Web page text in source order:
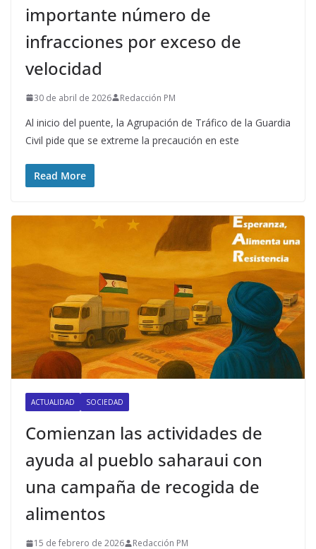
importante número de
infracciones por exceso de
velocidad
30 de abril de 2026 Redacción PM
Al inicio del puente, la Agrupación de Tráfico de la Guardia
Civil pide que se extreme la precaución en este
Read More
ACTUALIDAD SOCIEDAD
Comienzan las actividades de
ayuda al pueblo saharaui con
una campaña de recogida de
alimentos
15 de febrero de 2026 Redacción PM